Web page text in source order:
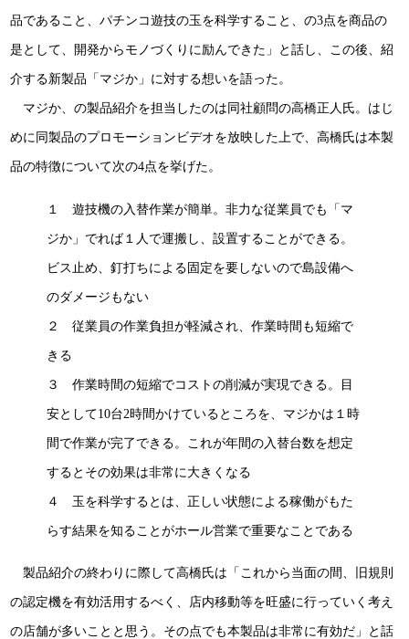
品であること、パチンコ遊技の玉を科学すること、の3点を商品の
是として、開発からモノづくりに励んできた」と話し、この後、紹
介する新製品「マジか」に対する想いを語った。
マジか、の製品紹介を担当したのは同社顧問の高橋正人氏。はじ
めに同製品のプロモーションビデオを放映した上で、高橋氏は本製
品の特徴について次の4点を挙げた。
１ 遊技機の入替作業が簡単。非力な従業員でも「マ
ジか」でれば１人で運搬し、設置することができる。
ビス止め、釘打ちによる固定を要しないので島設備へ
のダメージもない
２ 従業員の作業負担が軽減され、作業時間も短縮で
きる
３ 作業時間の短縮でコストの削減が実現できる。目
安として10台2時間かけているところを、マジかは１時
間で作業が完了できる。これが年間の入替台数を想定
するとその効果は非常に大きくなる
４ 玉を科学するとは、正しい状態による稼働がもた
らす結果を知ることがホール営業で重要なことである
製品紹介の終わりに際して高橋氏は「これから当面の間、旧規則
の認定機を有効活用するべく、店内移動等を旺盛に行っていく考え
の店舗が多いことと思う。その点でも本製品は非常に有効だ」と話